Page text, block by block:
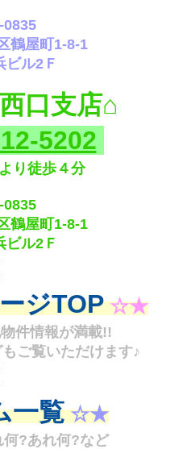
0835
鶴屋町1-8-1
ビル2Ｆ
口支店⌂
5202
り徒歩４分
0835
鶴屋町1-8-1
ビル2Ｆ
ジTOP ☆★
件情報が満載!!
ご覧いただけます♪
一覧 ☆★
?あれ何?など